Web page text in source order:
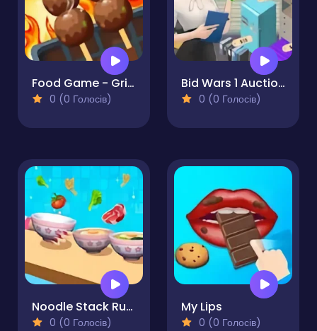
Food Game - Grill Sort
0 (0 Голосів)
Bid Wars 1 Auction Simulator
0 (0 Голосів)
Noodle Stack Runner
0 (0 Голосів)
My Lips
0 (0 Голосів)